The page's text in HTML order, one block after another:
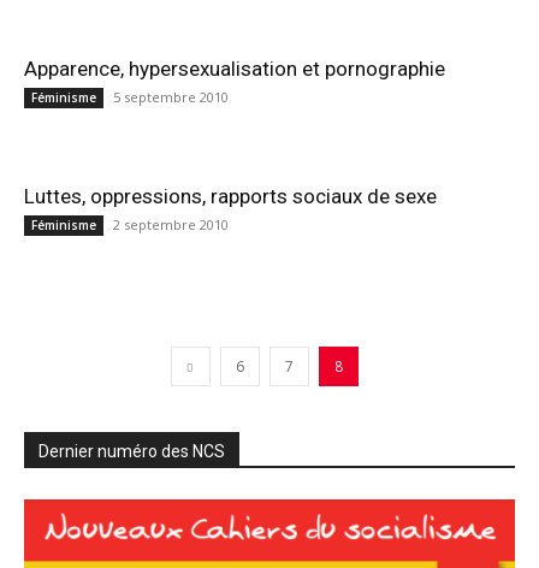
Ap­parence, hy­per­sex­ual­isa­tion et pornogra­phie
Féminisme 5 septembre 2010
Luttes, oppressions, rapports sociaux de sexe
Féminisme 2 septembre 2010
6 7 8
Dernier numéro des NCS